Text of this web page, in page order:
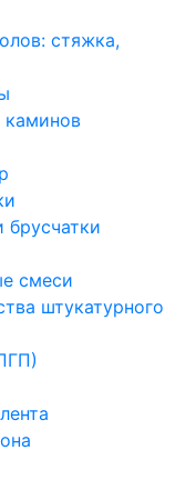
стяжка,
каминов
брусчатки
смеси
штукатурного